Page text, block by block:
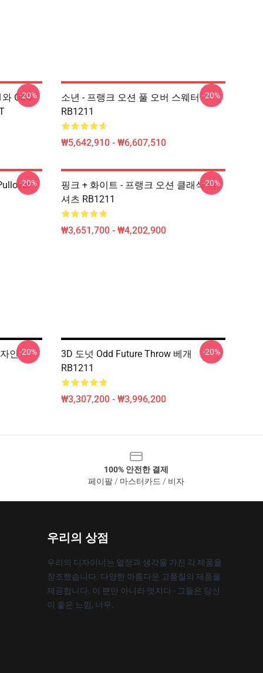
ODD
-20%
소년 - 프랭크 오션 풀 오버 스웨터
RB1211
₩5,642,910 - ₩6,607,510
-20%
-20%
핑크 + 화이트 - 프랭크 오션 클래식 티
셔츠 RB1211
₩3,651,700 - ₩4,202,900
-20%
인-20%
3D 도넛 Odd Future Throw 베개
RB1211
₩3,307,200 - ₩3,996,200
-20%
100% 안전한 결제
페이팔 / 마스터카드 / 비자
우리의 상점
우리의 디자이너는 열정과 생각을 가진 각 제품을
창조했습니다. 다양한 아름다운 고품질의 제품을
제공합니다. 이 뿐만 아니라 멋지다 - 그들은 당신
이 좋은 느낌, 너무.